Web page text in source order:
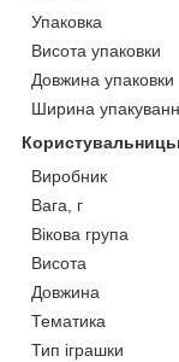
Упаковка
Висота упаковки
Довжина упаковки
Ширина
Виробник
Вага, г
Вікова група
Висота
Довжина
Тематика
Тип іграшки